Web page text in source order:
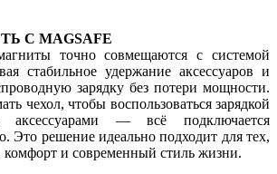
С MAGSAFE
точно совмещаются с системой
стабильное удержание аксессуаров и
зарядку без потери мощности.
чехол, чтобы воспользоваться зарядкой
— всё подключается
Это решение идеально подходит для тех,
комфорт и современный стиль жизни.